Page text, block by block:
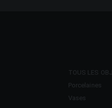
TOUS LES
Porcelaines
Vases